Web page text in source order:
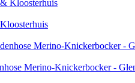
Merino-Knickerbocker -